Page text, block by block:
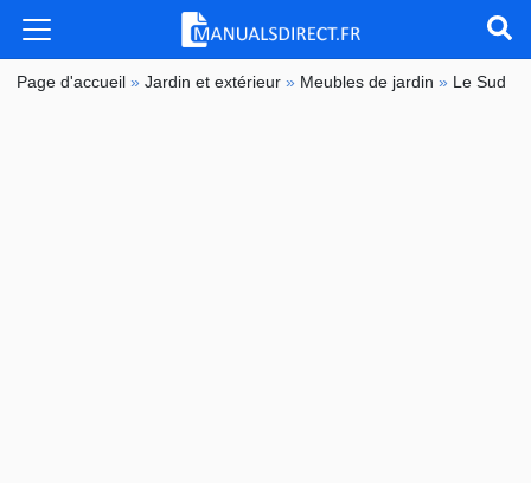
Page d'accueil »Jardin et extérieur » Meubles de jardin » Le Sud